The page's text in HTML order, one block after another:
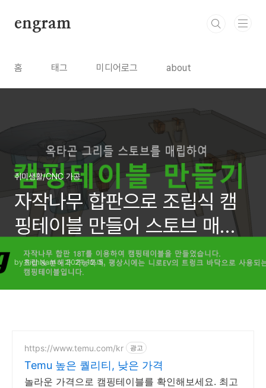
engram
홈 태그 미디어로그 about
취미생활/CNC 가공
자작나무 합판으로 조립식 캠
핑테이블 만들어 스토브 매립
하기 #1/3
by RichNam 2021. 12. 5.
https://www.temu.com/kr 광고
Temu 높은 퀄리티, 낮은 가격
놀라운 가격으로 캠핑테이블를 확인해보세요. 최고